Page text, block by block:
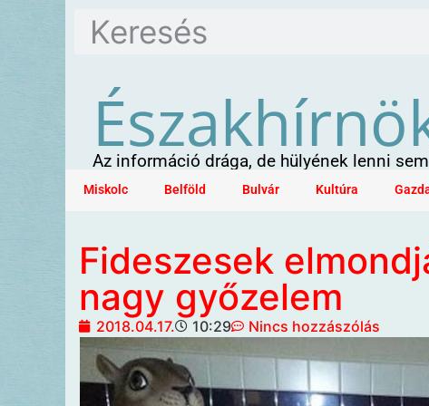
Az információ drága, de hülyének lenni
Miskolc Belföld Bulvár Kultúra
Fideszesek
nagy győzelem
2018.04.17. 10:29 Nincs hozzászólás